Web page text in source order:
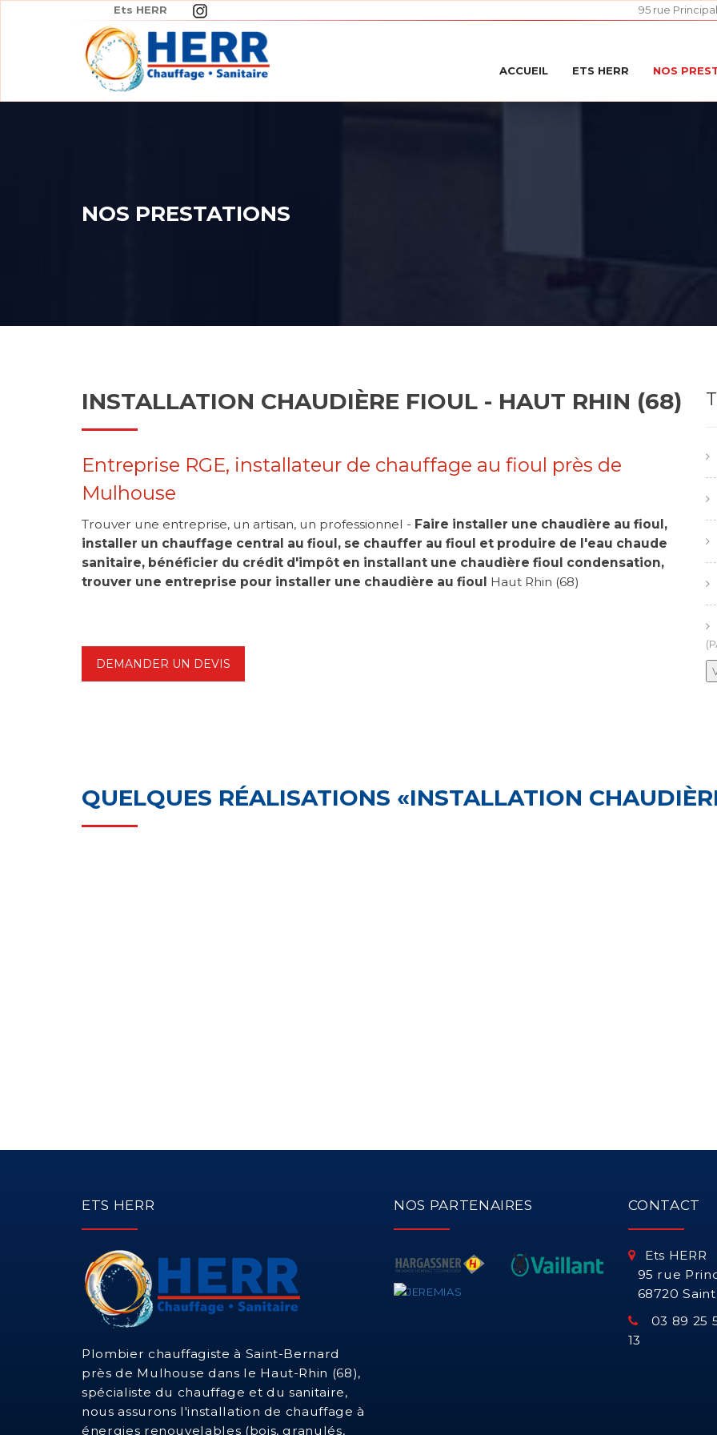
Ets HERR 95 rue
ACCUEIL ETS HERR NOS
NOS PRESTATIONS
INSTALLATION CHAUDIÈRE FIOUL - HAUT RHIN (68)
Entreprise RGE, installateur de chauffage au fioul près de
Mulhouse
Trouver une entreprise, un artisan, un professionnel - Faire installer une chaudière au fioul,
installer un chauffage central au fioul, se chauffer au fioul et produire de l'eau chaude
sanitaire, bénéficier du crédit d'impôt en installant une chaudière fioul condensation,
trouver une entreprise pour installer une chaudière au fioul Haut Rhin (68)
DEMANDER UN DEVIS
QUELQUES RÉALISATIONS «INSTALLATION
ETS HERR
Plombier chauffagiste à Saint-Bernard
près de Mulhouse dans le Haut-Rhin (68),
spécialiste du chauffage et du sanitaire,
nous assurons l'installation de chauffage à
énergies renouvelables (bois, granulés,
NOS PARTENAIRES CONTACT
Ets HERR
95 rue
68720
03 89 25
13
Panneau de gestion des cookies